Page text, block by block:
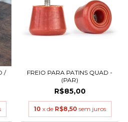
/
FREIO PARA PATINS QUAD -
(PAR)
R$85,00
10 x de R$8,50 sem juros